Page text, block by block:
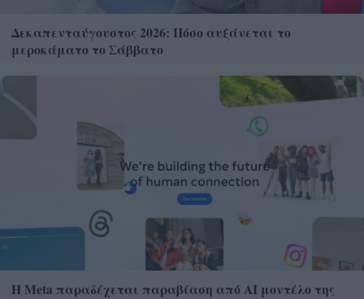
Δεκαπενταύγουστος 2026: Πόσο αυξάνεται το
μεροκάματο το Σάββατο
Η Meta παραδέχεται παραβίαση από AI μοντέλο της